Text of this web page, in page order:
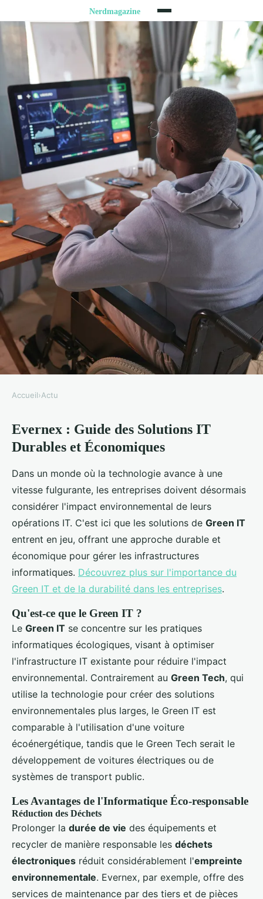
Evernex : guide des solutions it
durables et économiques
Marie•12 décembre 2024•5 min de lecture
Accueil›Actu
Evernex : Guide des Solutions IT
Durables et Économiques
Dans un monde où la technologie avance à une
vitesse fulgurante, les entreprises doivent désormais
considérer l'impact environnemental de leurs
opérations IT. C'est ici que les solutions de Green IT
entrent en jeu, offrant une approche durable et
économique pour gérer les infrastructures
informatiques. Découvrez plus sur l'importance du
Green IT et de la durabilité dans les entreprises.
Qu'est-ce que le Green IT ?
Le Green IT se concentre sur les pratiques
informatiques écologiques, visant à optimiser
l'infrastructure IT existante pour réduire l'impact
environnemental. Contrairement au Green Tech, qui
utilise la technologie pour créer des solutions
environnementales plus larges, le Green IT est
comparable à l'utilisation d'une voiture
écoénergétique, tandis que le Green Tech serait le
développement de voitures électriques ou de
systèmes de transport public.
Les Avantages de l'Informatique Éco-responsable
Réduction des Déchets
Prolonger la durée de vie des équipements et
recycler de manière responsable les déchets
électroniques réduit considérablement l'empreinte
environnementale. Evernex, par exemple, offre des
services de maintenance par des tiers et de pièces